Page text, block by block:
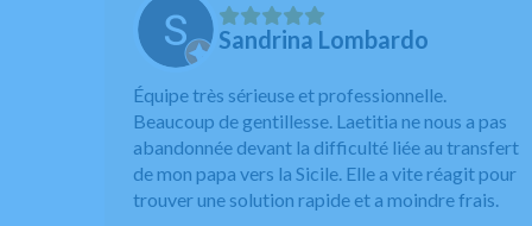
Sandrina Lombardo
Équipe très sérieuse et professionnelle.
Beaucoup de gentillesse. Laetitia ne nous a pas
abandonnée devant la difficulté liée au transfert
de mon papa vers la Sicile. Elle a vite réagit pour
trouver une solution rapide et a moindre frais.